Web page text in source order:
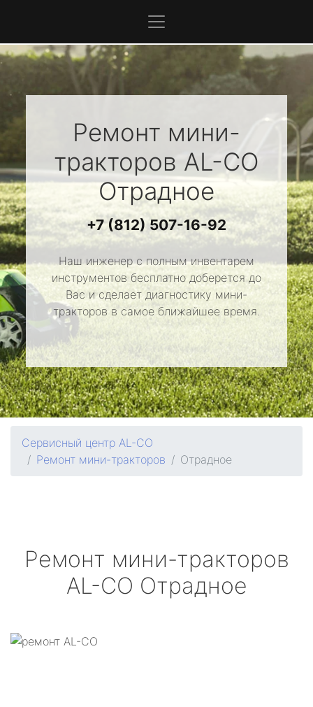
Ремонт мини-
тракторов AL-CO
Отрадное
+7 (812) 507-16-92
Наш инженер с полным инвентарем
инструментов бесплатно доберется до
Вас и сделает диагностику мини-
тракторов в самое ближайшее время.
Сервисный центр AL-CO
Ремонт мини-тракторов
Отрадное
Ремонт мини-тракторов
AL-CO Отрадное